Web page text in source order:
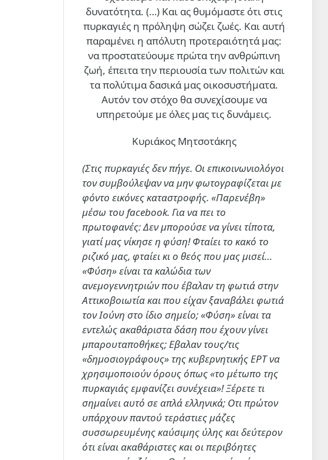
δυνατότητα. (…) Και ας θυμόμαστε ότι στις
πυρκαγιές η πρόληψη σώζει ζωές. Και αυτή
παραμένει η απόλυτη προτεραιότητά μας:
να προστατεύουμε πρώτα την ανθρώπινη
ζωή, έπειτα την περιουσία των πολιτών και
τα πολύτιμα δασικά μας οικοσυστήματα.
Αυτόν τον στόχο θα συνεχίσουμε να
υπηρετούμε με όλες μας τις δυνάμεις.
Κυριάκος Μητσοτάκης
(Στις πυρκαγιές δεν πήγε. Οι επικοινωνιολόγοι
τον συμβούλεψαν να μην φωτογραφίζεται με
φόντο εικόνες καταστροφής. «Παρενέβη»
μέσω του facebook. Για να πει το
πρωτοφανές: Δεν μπορούσε να γίνει τίποτα,
γιατί μας νίκησε η φύση! Φταίει το κακό το
ριζικό μας, φταίει κι ο θεός που μας μισεί…
«Φύση» είναι τα καλώδια των
ανεμογεννητριών που έβαλαν τη φωτιά στην
Αττικοβοιωτία και που είχαν ξαναβάλει φωτιά
τον Ιούνη στο ίδιο σημείο; «Φύση» είναι τα
εντελώς ακαθάριστα δάση που έχουν γίνει
μπαρουταποθήκες; Εβαλαν τους/τις
«δημοσιογράφους» της κυβερνητικής ΕΡΤ να
χρησιμοποιούν όρους όπως «το μέτωπο της
πυρκαγιάς εμφανίζει συνέχεια»! Ξέρετε τι
σημαίνει αυτό σε απλά ελληνικά; Οτι πρώτον
υπάρχουν παντού τεράστιες μάζες
συσσωρευμένης καύσιμης ύλης και δεύτερον
ότι είναι ακαθάριστες και οι περιβόητες